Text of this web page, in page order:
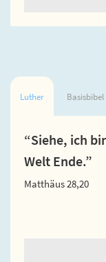
Luther Basisbibel
“Siehe, ich
Welt Ende.”
Matthäus 28,20